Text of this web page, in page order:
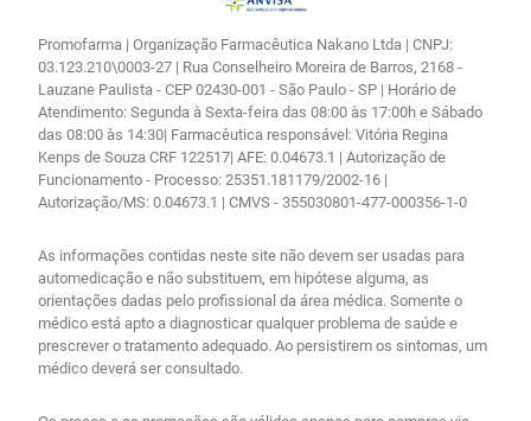
Promofarma | Organização Farmacêutica Nakano Ltda | CNPJ:
03.123.210\0003-27 | Rua Conselheiro Moreira de Barros, 2168 -
Lauzane Paulista - CEP 02430-001 - São Paulo - SP | Horário de
Atendimento: Segunda à Sexta-feira das 08:00 às 17:00h e Sábado
das 08:00 às 14:30| Farmacêutica responsável: Vitória Regina
Kenps de Souza CRF 122517| AFE: 0.04673.1 | Autorização de
Funcionamento - Processo: 25351.181179/2002-16 |
Autorização/MS: 0.04673.1 | CMVS - 355030801-477-000356-1-0
As informações contidas neste site não devem ser usadas para
automedicação e não substituem, em hipótese alguma, as
orientações dadas pelo profissional da área médica. Somente o
médico está apto a diagnosticar qualquer problema de saúde e
prescrever o tratamento adequado. Ao persistirem os sintomas, um
médico deverá ser consultado.